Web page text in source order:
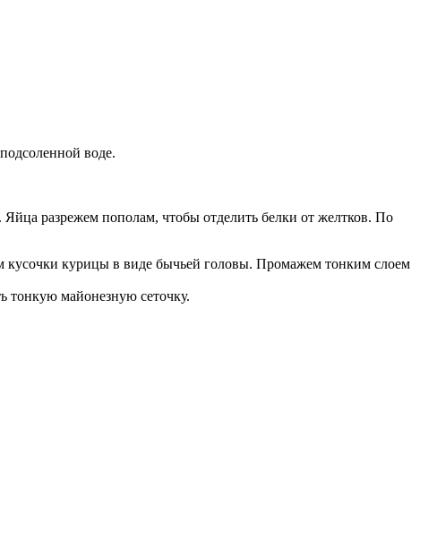
воде.
разрежем пополам, чтобы отделить белки от желтков. По
кусочки курицы в виде бычьей головы. Промажем тонким слоем
тонкую майонезную сеточку.